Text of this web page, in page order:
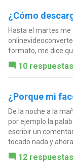
¿Cómo
Hasta el martes
formato, me dice
10 respuestas
¿Porque mi
De la noche a la
por ejemplo la
escribir un
tocado nada y
12 respuestas